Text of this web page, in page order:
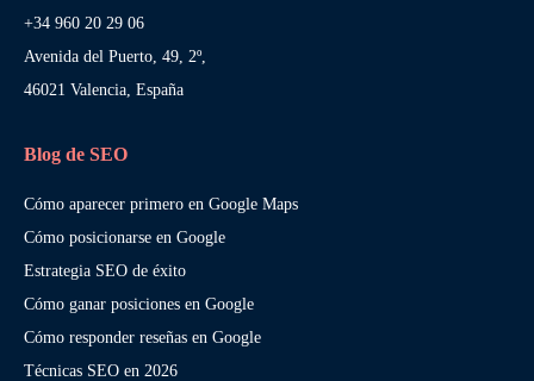
+34 960 20 29 06
Avenida del Puerto, 49, 2º,
46021 Valencia, España
Blog de SEO
Cómo aparecer primero en Google Maps
Cómo posicionarse en Google
Estrategia SEO de éxito
Cómo ganar posiciones en Google
Cómo responder reseñas en Google
Técnicas SEO en 2026